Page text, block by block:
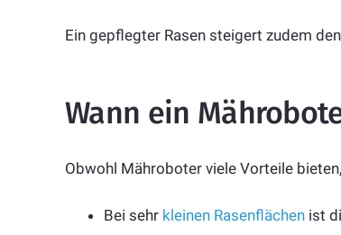
Ein gepflegter Rasen steigert zudem
Wann ein
Obwohl Mähroboter viele Vorteile
Bei sehr kleinen Rasenflächenist